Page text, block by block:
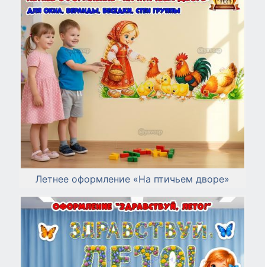
Летнее оформление «На птичьем дворе»